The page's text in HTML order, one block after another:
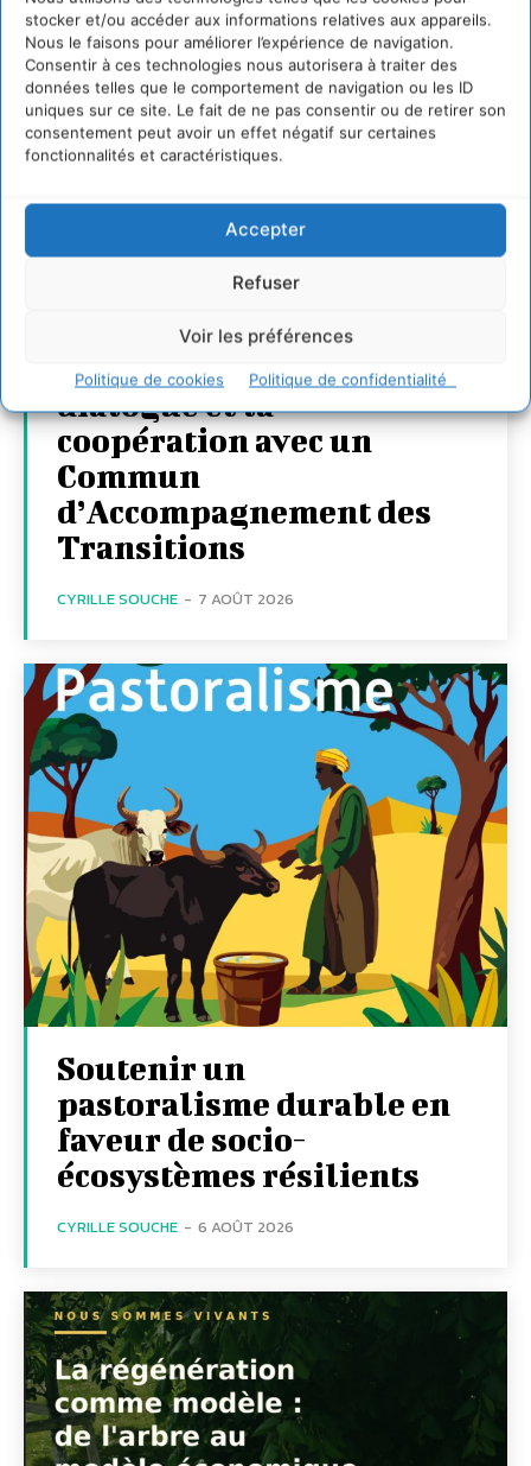
stocker et/ou accéder aux informations relatives aux appareils.
Nous le faisons pour améliorer l’expérience de navigation.
Consentir à ces technologies nous autorisera à traiter des
données telles que le comportement de navigation ou les ID
uniques sur ce site. Le fait de ne pas consentir ou de retirer son
consentement peut avoir un effet négatif sur certaines
fonctionnalités et caractéristiques.
Accepter
Refuser
Voir les préférences
Politique de cookies Politique de confidentialité
Transformer les
territoires par le
dialogue et la
coopération avec un
Commun
d’Accompagnement des
Transitions
CYRILLE SOUCHE - 7 AOÛT 2026
Soutenir un
pastoralisme durable en
faveur de socio-
écosystèmes résilients
CYRILLE SOUCHE - 6 AOÛT 2026